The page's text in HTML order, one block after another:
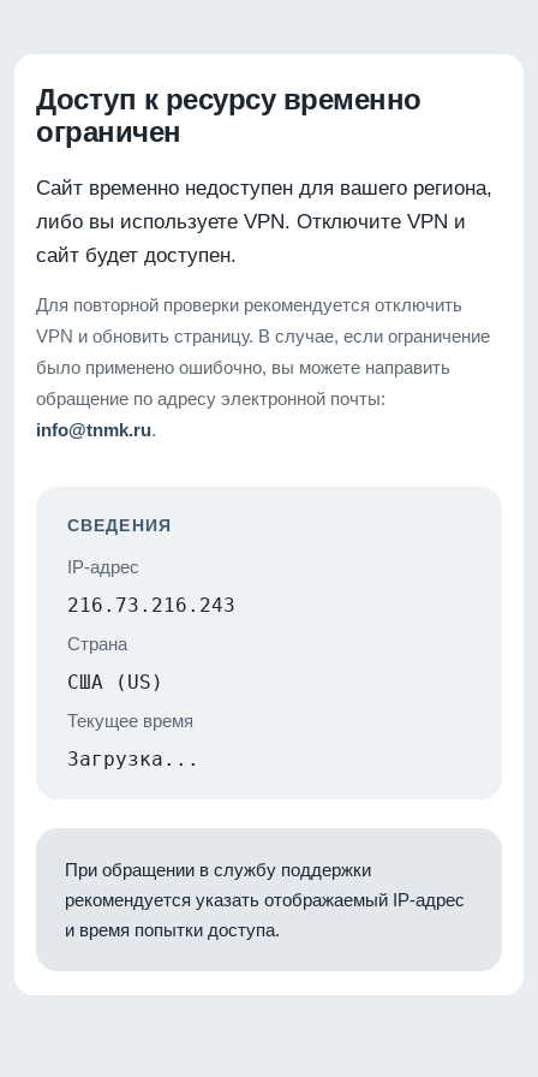
Доступ к ресурсу временно
ограничен
Сайт временно недоступен для вашего региона,
либо вы используете VPN. Отключите VPN и
сайт будет доступен.
Для повторной проверки рекомендуется отключить
VPN и обновить страницу. В случае, если ограничение
было применено ошибочно, вы можете направить
обращение по адресу электронной почты:
info@tnmk.ru.
СВЕДЕНИЯ
IP-адрес
216.73.216.243
Страна
США (US)
Текущее время
Загрузка...
При обращении в службу поддержки
рекомендуется указать отображаемый IP-адрес
и время попытки доступа.